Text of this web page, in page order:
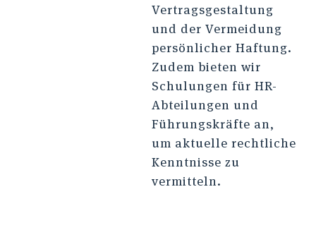
Vertragsgestaltung
und der Vermeidung
persönlicher Haftung.
Zudem bieten wir
Schulungen für HR-
Abteilungen und
Führungskräfte an,
um aktuelle rechtliche
Kenntnisse zu
vermitteln.